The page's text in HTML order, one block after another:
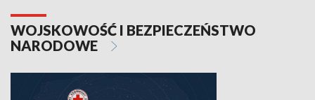
WOJSKOWOŚĆ I BEZPIECZEŃSTWO
NARODOWE